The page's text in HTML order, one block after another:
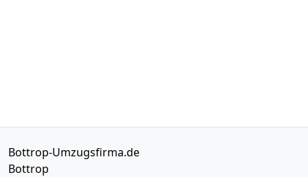
Bottrop-Umzugsfirma.de
Bottrop